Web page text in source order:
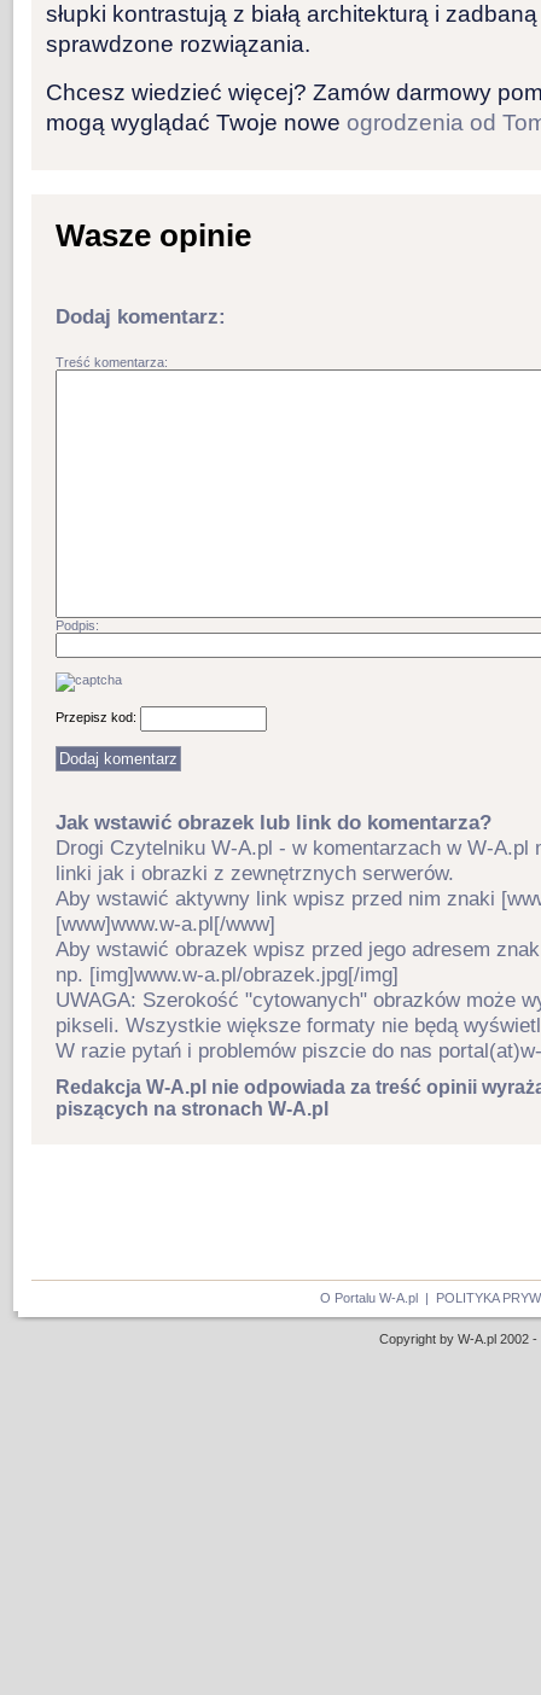
słupki kontrastują z białą architekturą i
sprawdzone rozwiązania.
Chcesz wiedzieć więcej? Zamów darmowy
mogą wyglądać Twoje nowe ogrodzenia od
Wasze opinie
Dodaj komentarz:
Treść komentarza:
Podpis:
Przepisz kod:
Jak wstawić obrazek lub link do komentarza?
Drogi Czytelniku W-A.pl - w komentarzach w W-A.pl
linki jak i obrazki z zewnętrznych serwerów.
Aby wstawić aktywny link wpisz przed nim znaki
[www]www.w-a.pl[/www]
Aby wstawić obrazek wpisz przed jego adresem
np. [img]www.w-a.pl/obrazek.jpg[/img]
UWAGA: Szerokość "cytowanych" obrazków może
pikseli. Wszystkie większe formaty nie będą
W razie pytań i problemów piszcie do nas
Redakcja W-A.pl nie odpowiada za treść opinii
piszących na stronach W-A.pl
O Portalu W-A.pl| POLITYKA
Copyright by W-A.pl 2002